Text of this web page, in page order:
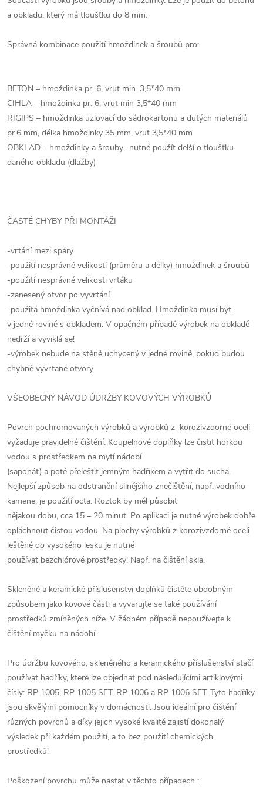
a obkladu, který má tloušťku do 8 mm.
Správná kombinace použití hmoždinek a šroubů pro:
BETON – hmoždinka pr. 6, vrut min. 3,5*40 mm
CIHLA – hmoždinka pr. 6, vrut min 3,5*40 mm
RIGIPS – hmoždinka uzlovací do sádrokartonu a dutých materiálů
pr.6 mm, délka hmoždinky 35 mm, vrut 3,5*40 mm
OBKLAD – hmoždinky a šrouby- nutné použít delší o tloušťku
daného obkladu (dlažby)
ČASTÉ CHYBY PŘI MONTÁŽI
-vrtání mezi spáry
-použití nesprávné velikosti (průměru a délky) hmoždinek a šroubů
-použití nesprávné velikosti vrtáku
-zanesený otvor po vyvrtání
-použitá hmoždinka vyčnívá nad obklad. Hmoždinka musí být
v jedné rovině s obkladem. V opačném případě výrobek na obkladě
nedrží a vyviklá se!
-výrobek nebude na stěně uchycený v jedné rovině, pokud budou
chybně vyvrtané otvory
VŠEOBECNÝ NÁVOD ÚDRŽBY KOVOVÝCH VÝROBKŮ
Povrch pochromovaných výrobků a výrobků z korozivzdorné oceli
vyžaduje pravidelné čištění. Koupelnové doplňky lze čistit horkou
vodou s prostředkem na mytí nádobí
(saponát) a poté přeleštit jemným hadříkem a vytřít do sucha.
Nejlepší způsob na odstranění silnějšího znečištění, např. vodního
kamene, je použití octa. Roztok by měl působit
nějakou dobu, cca 15 – 20 minut. Po aplikaci je nutné výrobek dobře
opláchnout čistou vodou. Na plochy výrobků z korozivzdorné oceli
leštěné do vysokého lesku je nutné
používat bezchlórové prostředky! Např. na čištění skla.
Skleněné a keramické příslušenství doplňků čistěte obdobným
způsobem jako kovové části a vyvarujte se také používání
prostředků zmíněných níže. V žádném případě nepoužívejte k
čištění myčku na nádobí.
Pro údržbu kovového, skleněného a keramického příslušenství stačí
používat hadříky, které lze objednat pod následujícími artiklovými
čísly: RP 1005, RP 1005 SET, RP 1006 a RP 1006 SET. Tyto hadříky
jsou skvělými pomocníky v domácnosti. Jsou ideální pro čištění
různých povrchů a díky jejich vysoké kvalitě zajistí dokonalý
výsledek při každém použití, a to bez použití chemických
prostředků!
Poškození povrchu může nastat v těchto případech :